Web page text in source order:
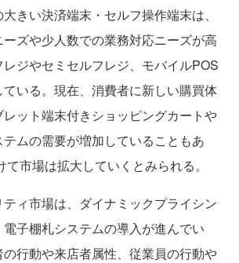
きい決済端末・セルフ操作端末は、
ズや少人数での業務対応ニーズが高
レジやセミセルフレジ、モバイルPOS
いる。現在、消費者に新しい購買体
ット端末付きショッピングカートや
ムの需要が増加していることもあ
て市場は拡大していくとみられる。
ィ市場は、ダイナミックプライシン
子棚札システムの導入が進んでい
行動や来店者属性、従業員の行動や